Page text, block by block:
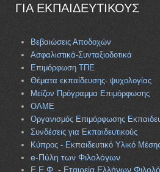
ΓΙΑ ΕΚΠΑΙΔΕΥΤΙΚΟΥΣ
Βεβαιώσεις Αποδοχών
Ασφαλιστικά-Συνταξιοδοτικά
Επιμόρφωση ΤΠΕ
Θέματα εκπαίδευσης- ψυχολογίας
Μείζον Πρόγραμμα Επιμόρφωσης
ΟΛΜΕ
Οργανισμός Επιμόρφωσης
Συνδέσεις για Εκπαιδευτικούς
Κύπρος - Εκπαιδευτικό Υλικό
e-Πύλη των Φιλολόγων
Ε.Ε.Φ. - Εταιρεία Ελλήνων